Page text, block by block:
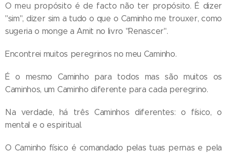
O meu propósito é de facto não ter propósito. É dizer
"sim", dizer sim a tudo o que o Caminho me trouxer, como
sugeria o monge a Amit no livro "Renascer".
Encontrei muitos peregrinos no meu Caminho.
É o mesmo Caminho para todos mas são muitos os
Caminhos, um Caminho diferente para cada peregrino.
Na verdade, há três Caminhos diferentes: o físico, o
mental e o espiritual.
O Caminho físico é comandado pelas tuas pernas e pela